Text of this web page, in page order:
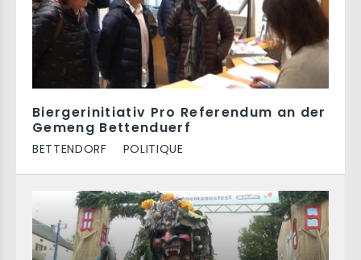
Biergerinitiativ Pro Referendum an der
Gemeng Bettenduerf
BETTENDORF POLITIQUE